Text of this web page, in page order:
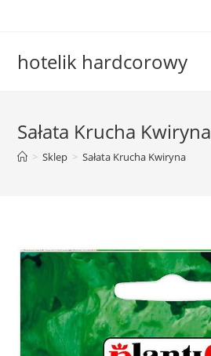
hotelik hardcorowy
Sałata Krucha Kwiryna
> Sklep > Sałata Krucha Kwiryna